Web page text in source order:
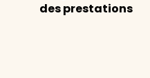
des prestations